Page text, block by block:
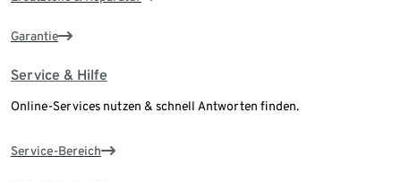
Garantie
Service & Hilfe
Online-Services nutzen & schnell Antworten finden.
Service-Bereich